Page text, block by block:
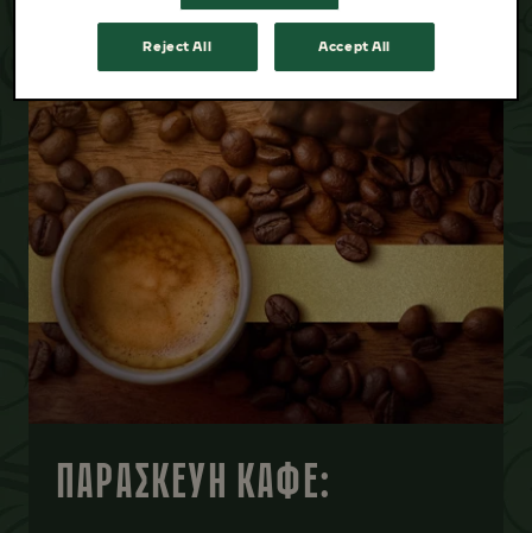
ΠΑΡΑΣΚΕΥΗ ΚΑΦΕ:
Reject All Accept All